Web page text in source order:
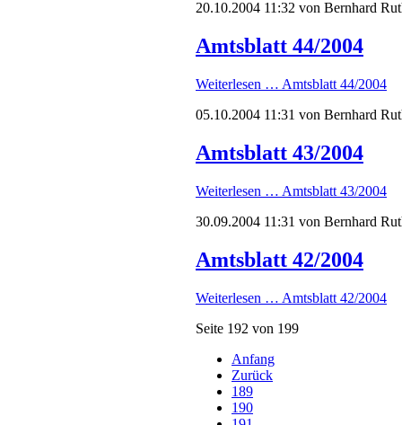
20.10.2004 11:32 von Bernhard
Amtsblatt 44/2004
Weiterlesen … Amtsblatt 44/2004
05.10.2004 11:31 von Bernhard
Amtsblatt 43/2004
Weiterlesen … Amtsblatt 43/2004
30.09.2004 11:31 von Bernhard
Amtsblatt 42/2004
Weiterlesen … Amtsblatt 42/2004
Seite 192 von 199
Anfang
Zurück
189
190